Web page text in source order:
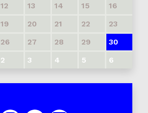
12 13 14 15
16
19 20 21 22
23
26 27 28 29
30
2 3 4 5 6